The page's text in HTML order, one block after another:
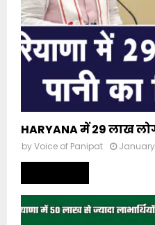
HARYANA में 29 लाख
byVoice of Panipat January